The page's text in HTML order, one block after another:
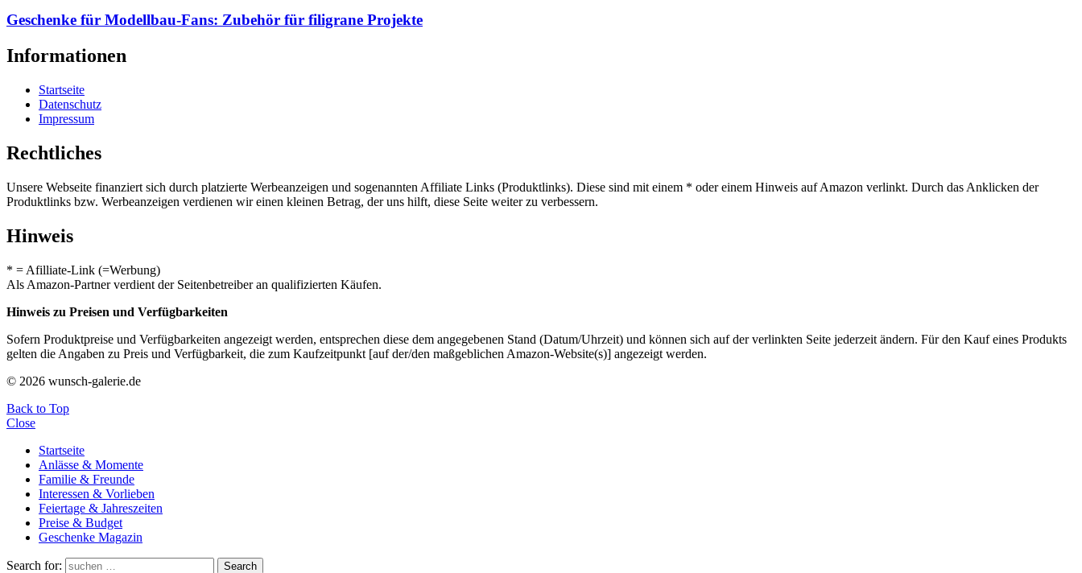
Geschenke für Modellbau-Fans: Zubehör für filigrane Projekte
Informationen
Startseite
Datenschutz
Impressum
Rechtliches
Unsere Webseite finanziert sich durch platzierte Werbeanzeigen und sogenannten Affiliate Links (Produktlinks). Diese sind mit einem * oder einem Hinweis auf Amazon verlinkt. Durch das Anklicken der
Produktlinks bzw. Werbeanzeigen verdienen wir einen kleinen Betrag, der uns hilft, diese Seite weiter zu verbessern.
Hinweis
* = Afilliate-Link (=Werbung)
Als Amazon-Partner verdient der Seitenbetreiber an qualifizierten Käufen.
Hinweis zu Preisen und Verfügbarkeiten
Sofern Produktpreise und Verfügbarkeiten angezeigt werden, entsprechen diese dem angegebenen Stand (Datum/Uhrzeit) und können sich auf der verlinkten Seite jederzeit ändern. Für den Kauf eines Produkts
gelten die Angaben zu Preis und Verfügbarkeit, die zum Kaufzeitpunkt [auf der/den maßgeblichen Amazon-Website(s)] angezeigt werden.
© 2026 wunsch-galerie.de
Back to Top
Close
Startseite
Anlässe & Momente
Familie & Freunde
Interessen & Vorlieben
Feiertage & Jahreszeiten
Preise & Budget
Geschenke Magazin
Search for: Search